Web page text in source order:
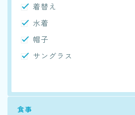
着替え
水着
帽子
サングラス
食事